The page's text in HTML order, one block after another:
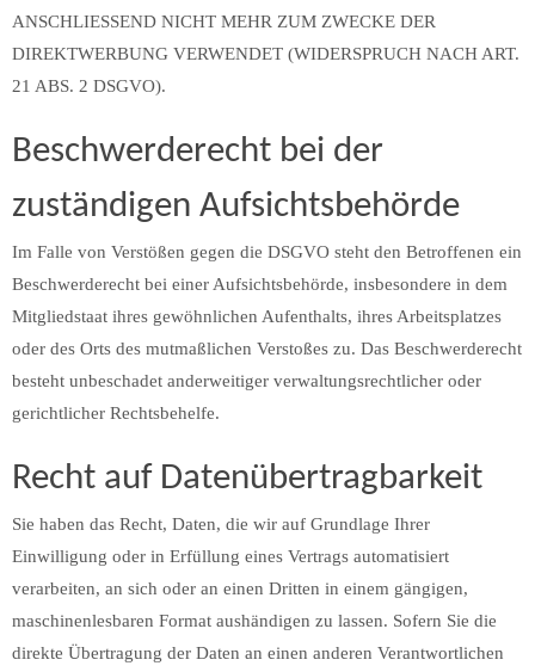
ANSCHLIESSEND NICHT MEHR ZUM ZWECKE DER
DIREKTWERBUNG VERWENDET (WIDERSPRUCH NACH ART.
21 ABS. 2 DSGVO).
Beschwerde­recht bei der
zuständigen Aufsichts­behörde
Im Falle von Verstößen gegen die DSGVO steht den Betroffenen ein
Beschwerderecht bei einer Aufsichtsbehörde, insbesondere in dem
Mitgliedstaat ihres gewöhnlichen Aufenthalts, ihres Arbeitsplatzes
oder des Orts des mutmaßlichen Verstoßes zu. Das Beschwerderecht
besteht unbeschadet anderweitiger verwaltungsrechtlicher oder
gerichtlicher Rechtsbehelfe.
Recht auf Daten­übertrag­barkeit
Sie haben das Recht, Daten, die wir auf Grundlage Ihrer
Einwilligung oder in Erfüllung eines Vertrags automatisiert
verarbeiten, an sich oder an einen Dritten in einem gängigen,
maschinenlesbaren Format aushändigen zu lassen. Sofern Sie die
direkte Übertragung der Daten an einen anderen Verantwortlichen